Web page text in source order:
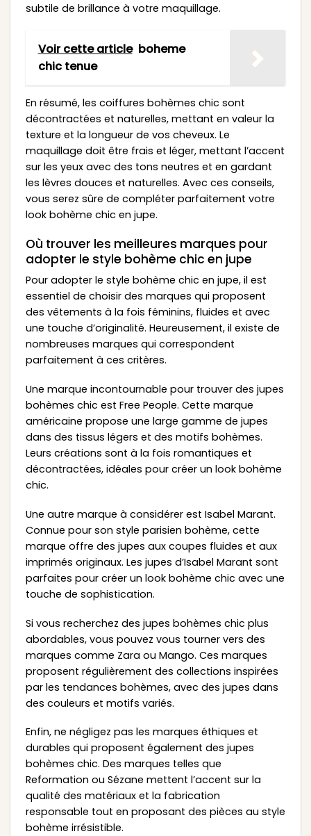
subtile de brillance à votre maquillage.
Voir cette article boheme
chic tenue
En résumé, les coiffures bohèmes chic sont
décontractées et naturelles, mettant en valeur la
texture et la longueur de vos cheveux. Le
maquillage doit être frais et léger, mettant l’accent
sur les yeux avec des tons neutres et en gardant
les lèvres douces et naturelles. Avec ces conseils,
vous serez sûre de compléter parfaitement votre
look bohème chic en jupe.
Où trouver les meilleures marques pour
adopter le style bohème chic en jupe
Pour adopter le style bohème chic en jupe, il est
essentiel de choisir des marques qui proposent
des vêtements à la fois féminins, fluides et avec
une touche d’originalité. Heureusement, il existe de
nombreuses marques qui correspondent
parfaitement à ces critères.
Une marque incontournable pour trouver des jupes
bohèmes chic est Free People. Cette marque
américaine propose une large gamme de jupes
dans des tissus légers et des motifs bohèmes.
Leurs créations sont à la fois romantiques et
décontractées, idéales pour créer un look bohème
chic.
Une autre marque à considérer est Isabel Marant.
Connue pour son style parisien bohème, cette
marque offre des jupes aux coupes fluides et aux
imprimés originaux. Les jupes d’Isabel Marant sont
parfaites pour créer un look bohème chic avec une
touche de sophistication.
Si vous recherchez des jupes bohèmes chic plus
abordables, vous pouvez vous tourner vers des
marques comme Zara ou Mango. Ces marques
proposent régulièrement des collections inspirées
par les tendances bohèmes, avec des jupes dans
des couleurs et motifs variés.
Enfin, ne négligez pas les marques éthiques et
durables qui proposent également des jupes
bohèmes chic. Des marques telles que
Reformation ou Sézane mettent l’accent sur la
qualité des matériaux et la fabrication
responsable tout en proposant des pièces au style
bohème irrésistible.